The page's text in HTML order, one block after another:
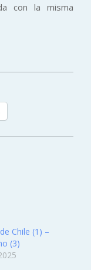
con la misma
Chile (1) –
(3)